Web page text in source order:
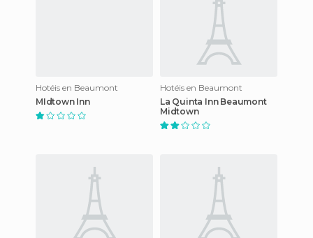
Hotéis en Beaumont
MIdtown Inn
Hotéis en Beaumont
La Quinta Inn Beaumont
Midtown